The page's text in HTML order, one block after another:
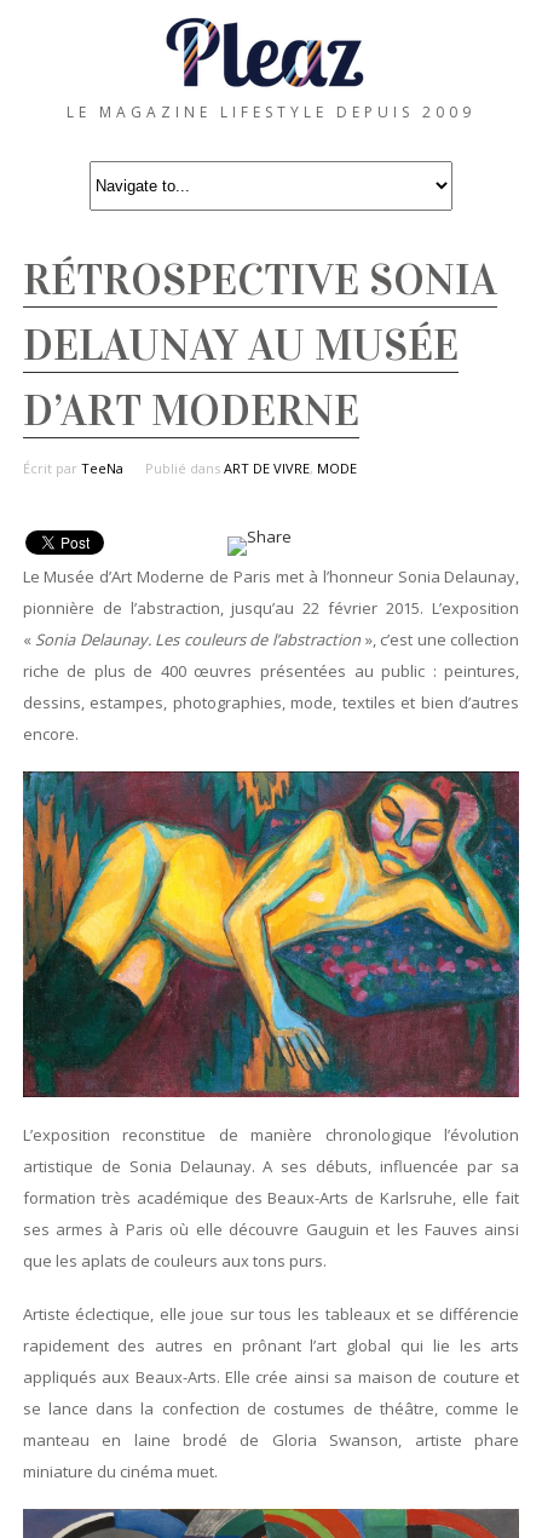
LE MAGAZINE LIFESTYLE DEPUIS 2009
RÉTROSPECTIVE SONIA
DELAUNAY AU MUSÉE
D’ART MODERNE
Écrit par TeeNa Publié dans ART DE VIVRE, MODE
Le Musée d’Art Moderne de Paris met à l’honneur Sonia Delaunay,
pionnière de l’abstraction, jusqu’au 22 février 2015. L’exposition
« Sonia Delaunay. Les couleurs de l’abstraction », c’est une collection
riche de plus de 400 œuvres présentées au public : peintures,
dessins, estampes, photographies, mode, textiles et bien d’autres
encore.
L’exposition reconstitue de manière chronologique l’évolution
artistique de Sonia Delaunay. A ses débuts, influencée par sa
formation très académique des Beaux-Arts de Karlsruhe, elle fait
ses armes à Paris où elle découvre Gauguin et les Fauves ainsi
que les aplats de couleurs aux tons purs.
Artiste éclectique, elle joue sur tous les tableaux et se différencie
rapidement des autres en prônant l’art global qui lie les arts
appliqués aux Beaux-Arts. Elle crée ainsi sa maison de couture et
se lance dans la confection de costumes de théâtre, comme le
manteau en laine brodé de Gloria Swanson, artiste phare
miniature du cinéma muet.